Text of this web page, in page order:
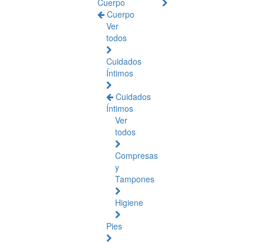
Cuerpo
Cuerpo
Ver
todos
Cuidados
Íntimos
Cuidados
Íntimos
Ver
todos
Compresas
y
Tampones
Higiene
Pies